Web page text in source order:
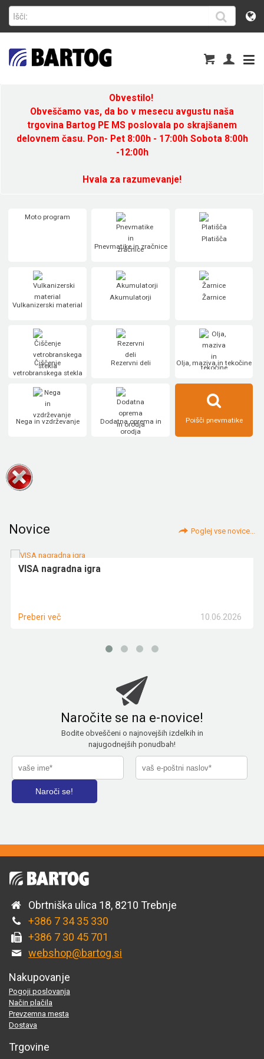
Obvestilo!
Obveščamo vas, da bo v mesecu avgustu naša
trgovina Bartog PE MS poslovala po skrajšanem
delovnem času. Pon- Pet 8:00h - 17:00h Sobota 8:00h
-12:00h
Hvala za razumevanje!
Moto program
Pnevmatike in zračnice
Platišča
Vulkanizerski material
Akumulatorji Žarnice
Čiščenje
vetrobranskega stekla
Rezervni deli Olja, maziva in tekočine
Nega in vzdrževanje
Dodatna oprema in
orodja
Poišči pnevmatike
Novice Poglej vse novice...
VISA nagradna igra
10.06.2026
Preberi več
Naročite se na e-novice!
Bodite obveščeni o najnovejših izdelkih in
najugodnejših ponudbah!
Obrtniška ulica 18, 8210 Trebnje
+386 7 34 35 330
+386 7 30 45 701
webshop@bartog.si
Nakupovanje
Pogoji poslovanja
Način plačila
Prevzemna mesta
Dostava
Trgovine